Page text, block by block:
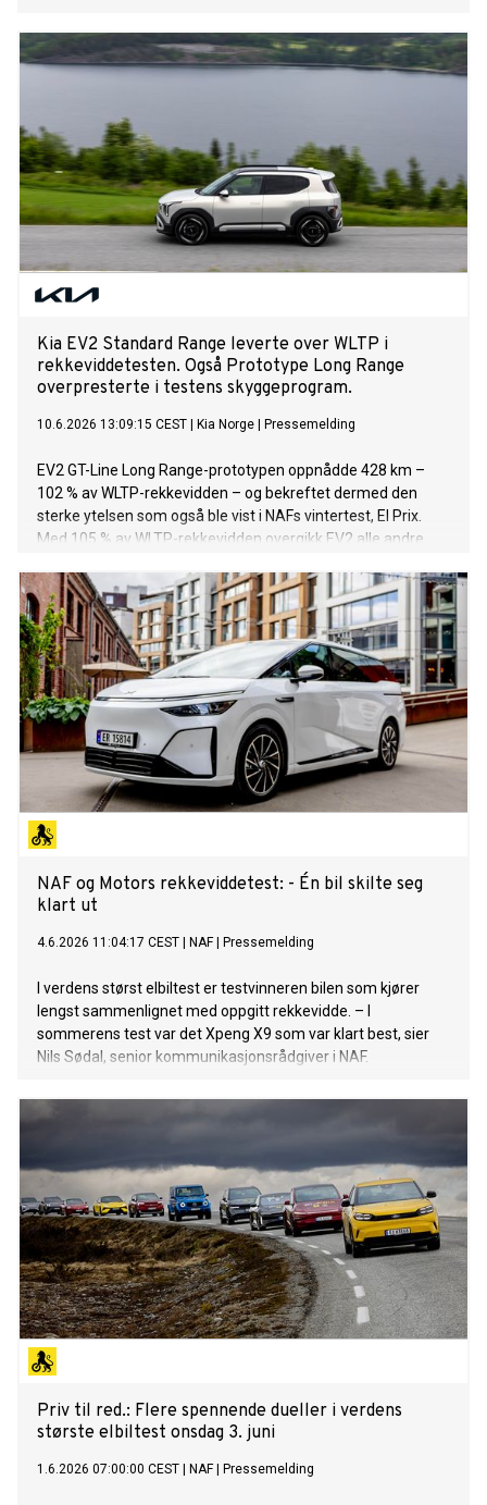
Kia EV2 Standard Range leverte over WLTP i
rekkeviddetesten. Også Prototype Long Range
overpresterte i testens skyggeprogram.
10.6.2026 13:09:15 CEST Kia Norge Pressemelding
EV2 GT-Line Long Range-prototypen oppnådde 428 km –
102 % av WLTP-rekkevidden – og bekreftet dermed den
sterke ytelsen som også ble vist i NAFs vintertest, El Prix.
Med 105 % av WLTP-rekkevidden overgikk EV2 alle andre
Automobil-Forbund (NAF). Resultatene fra NAF bekrefter
Kia EV2s sterke bruksegenskaper i virkeligheten og høye
pålitelighet både til daglig bruk og på lengre ferieturer.
NAF og Motors rekkeviddetest: - Én bil skilte seg
klart ut
4.6.2026 11:04:17 CEST NAF| Pressemelding
I verdens størst elbiltest er testvinneren bilen som kjører
lengst sammenlignet med oppgitt rekkevidde. – I
sommerens test var det Xpeng X9 som var klart best, sier
Nils Sødal, senior kommunikasjonsrådgiver i NAF.
Priv til red.: Flere spennende dueller i verdens
største elbiltest onsdag 3. juni
1.6.2026 07:00:00 CEST NAF| Pressemelding